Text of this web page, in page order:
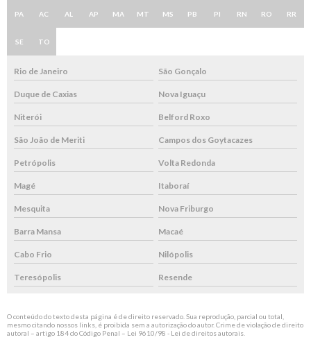
PA AC AL AP MA MT MS PB PI RN RO RR
SE TO
Rio de Janeiro São Gonçalo
Duque de Caxias Nova Iguaçu
Niterói Belford Roxo
São João de Meriti Campos dos Goytacazes
Petrópolis Volta Redonda
Magé Itaboraí
Mesquita Nova Friburgo
Barra Mansa Macaé
Cabo Frio Nilópolis
Teresópolis Resende
O conteúdo do texto desta página é de direito reservado. Sua reprodução, parcial ou total,
mesmo citando nossos links, é proibida sem a autorização do autor. Crime de violação de direito
autoral – artigo 184 do Código Penal – Lei 9610/98 - Lei de direitos autorais